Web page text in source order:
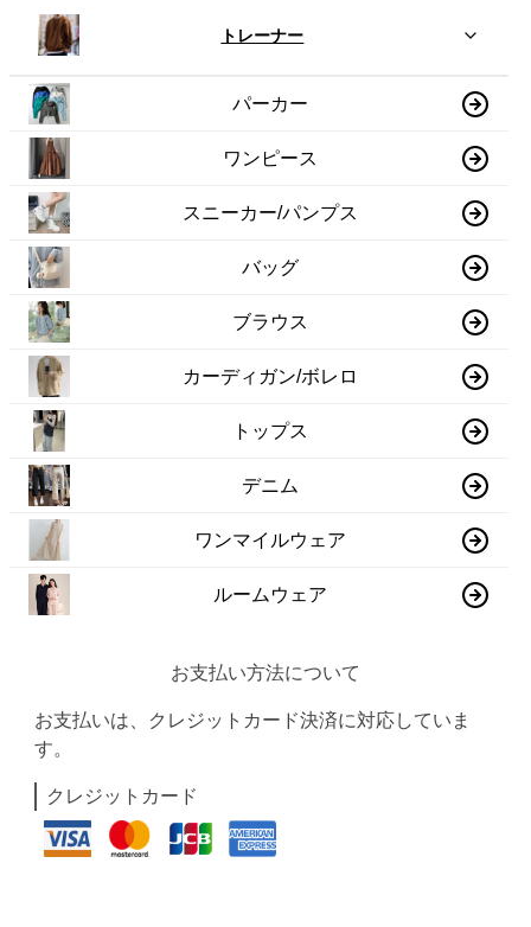
トレーナー
パーカー
ワンピース
スニーカー/パンプス
バッグ
ブラウス
カーディガン/ボレロ
トップス
デニム
ワンマイルウェア
ルームウェア
お支払い方法について
お支払いは、クレジットカード決済に対応していま
す。
クレジットカード